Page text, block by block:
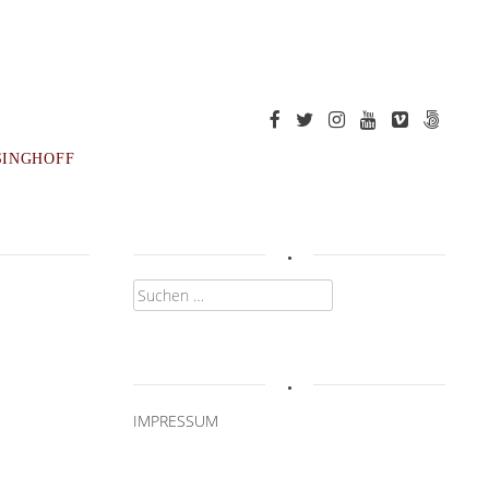
.
Suchen
nach:
.
IMPRESSUM